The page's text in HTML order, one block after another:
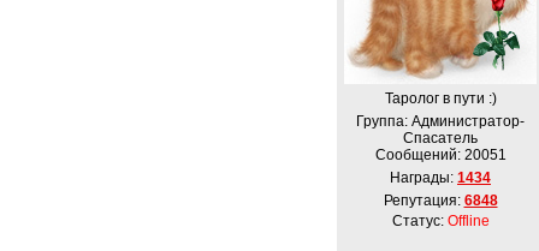
Таролог в пути :)
Группа: Администратор-
Спасатель
Сообщений: 20051
Награды: 1434
Репутация: 6848
Статус: Offline